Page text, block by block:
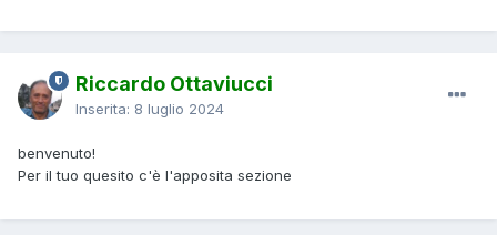
Riccardo Ottaviucci
Inserita: 8 luglio 2024
benvenuto!
Per il tuo quesito c'è l'apposita sezione